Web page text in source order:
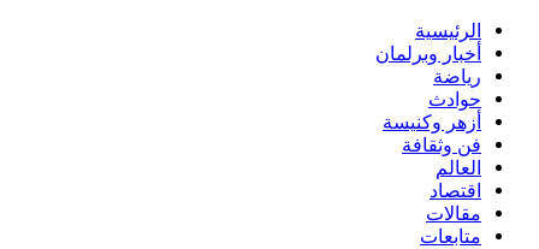
الرئيسية
أخبار وبرلمان
رياضة
حوادث
أزهر وكنيسة
فن وثقافة
العالم
اقتصاد
مقالات
متابعات